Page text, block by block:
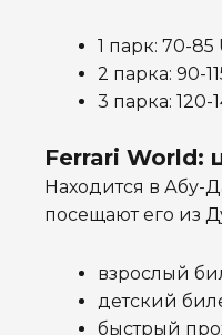
1 парк: 70-85
2 парка: 90-
3 парка: 120-
Ferrari World:
Находится в Абу-
посещают его из
взрослый
детский
быстрый